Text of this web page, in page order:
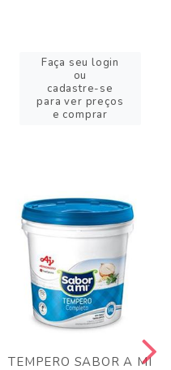
Faça seu login
ou
cadastre-se
para ver preços
e comprar
TEMPERO SABOR A MI